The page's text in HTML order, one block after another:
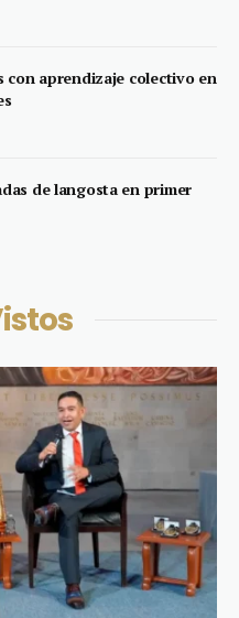
con aprendizaje colectivo en
de langosta en primer